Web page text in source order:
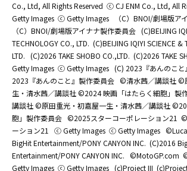
Co., Ltd, All Rights Reserved ⓒ CJ ENM Co., Ltd, All
Getty Images ⓒ Getty Images
（C）BNOI/劇場版ア
（C）BNOI/劇場版アイナナ製作委員会 (C)BEIJING
TECHNOLOGY CO., LTD. (C)BEIJING IQIYI SCIENCE &
LTD. (C)2026 TAKE SHOBO CO.,LTD. (C)2026 TAKE
Getty Images ⓒ Getty Images (C) 2023『あんのこ
2023『あんのこと』製作委員会 ©清水茜／講談社 ©
生・清水茜／講談社 ©2024 映画「はたらく細胞」製
講談社 ©原田重光・初嘉屋一生・清水茜／講談社
胞」製作委員会 ©2025スターコーポレーション21
ーション21
ⓒ Getty Images ⓒ Getty Images
BigHit Entertainment/PONY CANYON INC. (C)2016
Entertainment/PONY CANYON INC. ©MotoGP.com
Getty Images ⓒ Getty Images (c)Project III